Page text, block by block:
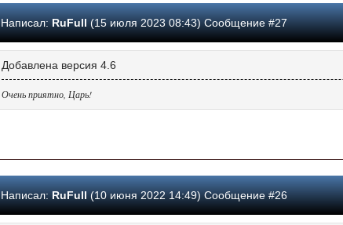
Написал: RuFull(15 июля 2023 08:43) Сообщение #27
Добавлена версия 4.6
Очень приятно, Царь!
Написал: RuFull(10 июня 2022 14:49) Сообщение #26